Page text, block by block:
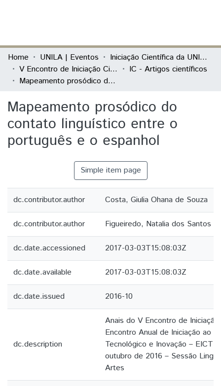
Communities & Collections
All of DSpace
Home UNILA | Eventos
Iniciação Científica da UNILA (IC)
V Encontro de Iniciação Científica e I Encontro Anual de Iniciação ao Desenvolvimento Tecnológico e Inovação
IC - Artigos científicos
Mapeamento prosódico do contato linguístico entre o português e o espanhol
Mapeamento prosódico do
contato linguístico entre o
português e o espanhol
Simple item page
dc.contributor.author Costa, Giulia Ohana de Souza
dc.contributor.author Figueiredo, Natalia dos Santos
dc.date.accessioned 2017-03-03T15:08:03Z
dc.date.available 2017-03-03T15:08:03Z
dc.date.issued 2016-10
dc.description
Anais do V Encontro de
Encontro Anual de Iniciação ao
Tecnológico e Inovação – EICTI
outubro de 2016 – Sessão
Artes